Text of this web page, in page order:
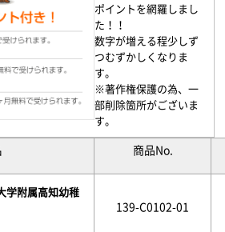
ポイントを網羅しまし
た！！
数字が増える程少しず
つむずかしくなりま
す。
※著作権保護の為、一
部削除箇所がございま
す。
商品No.
学附属高知幼稚
139-C0102-01